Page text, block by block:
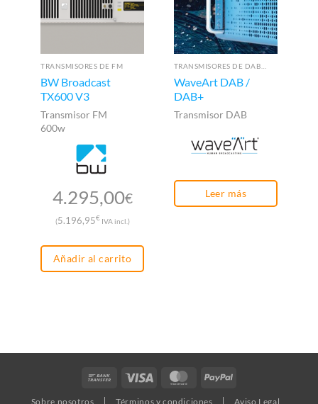
TRANSMISORES DE FM
BW Broadcast
TX600 V3
Transmisor FM
600w
4.295,00€
(5.196,95€IVA incl.)
Añadir al carrito
WaveArt DAB /
DAB+
Transmisor DAB
Leer más
Bank
Visa MasterCardPayPal
Sobre nosotros Términos y condiciones Aviso Legal